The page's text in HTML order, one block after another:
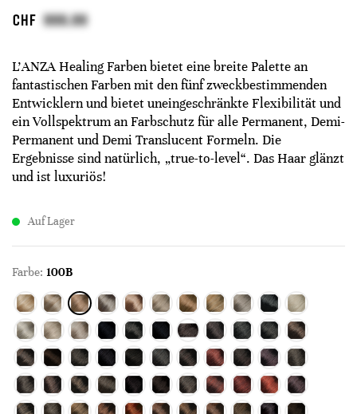
CHF
L'ANZA Healing Farben bietet eine breite Palette an
fantastischen Farben mit den fünf zweckbestimmenden
Entwicklern und bietet uneingeschränkte Flexibilität und
ein Vollspektrum an Farbschutz für alle Permanent, Demi-
Permanent und Demi Translucent Formeln. Die
Ergebnisse sind natürlich, „true-to-level“. Das Haar glänzt
und ist luxuriös!
Auf Lager
Farbe: 100B